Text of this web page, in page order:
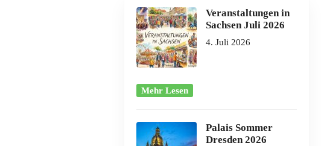
Veranstaltungen in
Sachsen Juli 2026
4. Juli 2026
Mehr Lesen
Palais Sommer
Dresden 2026